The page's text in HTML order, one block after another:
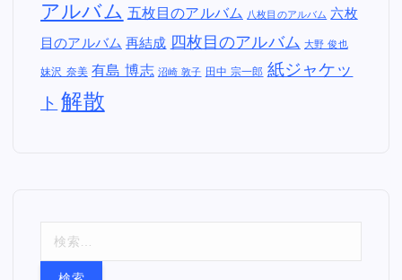
アルバム 五枚目のアルバム 八枚目のアルバム 六枚
目のアルバム 再結成 四枚目のアルバム 大野 俊也
妹沢 奈美 有島 博志 沼崎 敦子 田中 宗一郎 紙ジャケッ
ト 解散